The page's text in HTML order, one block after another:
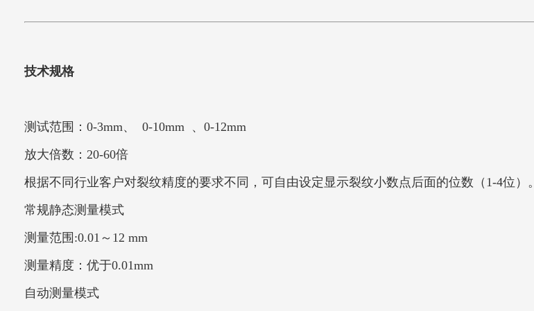
技术规格
测试范围：0-3mm、 0-10mm 、0-12mm
放大倍数：20-60倍
根据不同行业客户对裂纹精度的要求不同，可自由设定显示裂纹小数点后面的位数（1-4位）。
常规静态测量模式
测量范围:0.01～12 mm
测量精度：优于0.01mm
自动测量模式